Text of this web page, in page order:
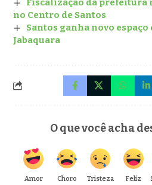
Fiscalização da
no Centro de Santos
Santos ganha novo
Jabaquara
O que você acha
Amor Choro Tristeza Feliz